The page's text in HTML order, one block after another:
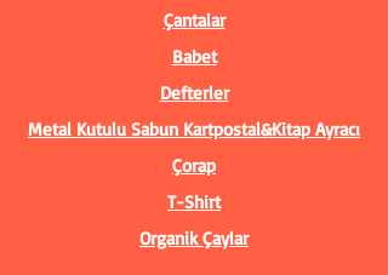
Çantalar
Babet
Defterler
Metal Kutulu Sabun Kartpostal&Kitap Ayracı
Çorap
T-Shirt
Organik Çaylar